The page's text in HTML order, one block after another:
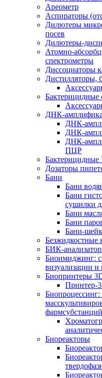
Ареометр
Аспираторы
Дилютеры
посев
Дилютеры-
Атомно-
спектрометры
Диссоциаторы
Дистилляторы,
Бактерицидные
ДНК-
ДНК-
ДНК-
ДНК-
ПЦР
Дозаторы
Бани
Бани
Бани
сушилки
Бани
Бани
Бани-
Безжидкостные
БИК-
Биоимиджинг:
визуализации и
Биопринтеры
Принтер-
Биопроцессинг:
фармсубстанций
Биореакторы